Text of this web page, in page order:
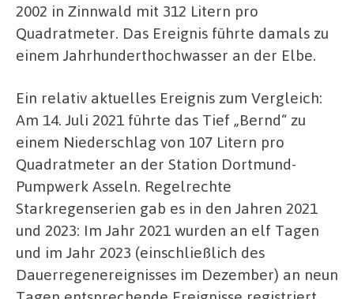
2002 in Zinnwald mit 312 Litern pro
Quadratmeter. Das Ereignis führte damals zu
einem Jahrhunderthochwasser an der Elbe.
Ein relativ aktuelles Ereignis zum Vergleich:
Am 14. Juli 2021 führte das Tief „Bernd“ zu
einem Niederschlag von 107 Litern pro
Quadratmeter an der Station Dortmund-
Pumpwerk Asseln. Regelrechte
Starkregenserien gab es in den Jahren 2021
und 2023: Im Jahr 2021 wurden an elf Tagen
und im Jahr 2023 (einschließlich des
Dauerregenereignisses im Dezember) an neun